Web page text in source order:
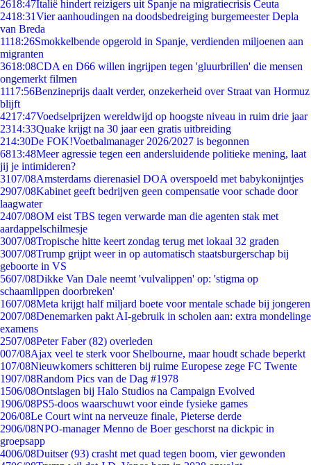
2618:47Italië hindert reizigers uit Spanje na migratiecrisis Ceuta
2418:31Vier aanhoudingen na doodsbedreiging burgemeester Depla
van Breda
1118:26Smokkelbende opgerold in Spanje, verdienden miljoenen aan
migranten
3618:08CDA en D66 willen ingrijpen tegen 'gluurbrillen' die mensen
ongemerkt filmen
1117:56Benzineprijs daalt verder, onzekerheid over Straat van Hormuz
blijft
4217:47Voedselprijzen wereldwijd op hoogste niveau in ruim drie jaar
2314:33Quake krijgt na 30 jaar een gratis uitbreiding
214:30De FOK!Voetbalmanager 2026/2027 is begonnen
6813:48Meer agressie tegen een andersluidende politieke mening, laat
jij je intimideren?
3107/08Amsterdams dierenasiel DOA overspoeld met babykonijntjes
2907/08Kabinet geeft bedrijven geen compensatie voor schade door
laagwater
2407/08OM eist TBS tegen verwarde man die agenten stak met
aardappelschilmesje
3007/08Tropische hitte keert zondag terug met lokaal 32 graden
3007/08Trump grijpt weer in op automatisch staatsburgerschap bij
geboorte in VS
5607/08Dikke Van Dale neemt 'vulvalippen' op: 'stigma op
schaamlippen doorbreken'
1607/08Meta krijgt half miljard boete voor mentale schade bij jongeren
2007/08Denemarken pakt AI-gebruik in scholen aan: extra mondelinge
examens
2507/08Peter Faber (82) overleden
007/08Ajax veel te sterk voor Shelbourne, maar houdt schade beperkt
107/08Nieuwkomers schitteren bij ruime Europese zege FC Twente
1907/08Random Pics van de Dag #1978
1506/08Ontslagen bij Halo Studios na Campaign Evolved
1906/08PS5-doos waarschuwt voor einde fysieke games
206/08Le Court wint na nerveuze finale, Pieterse derde
2906/08NPO-manager Menno de Boer geschorst na dickpic in
groepsapp
4006/08Duitser (93) crasht met quad tegen boom, vier gewonden